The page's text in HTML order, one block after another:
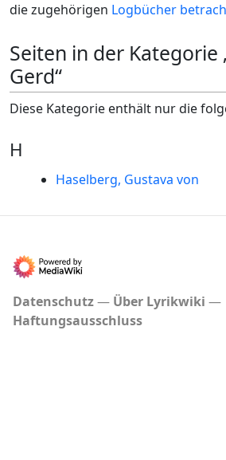
die zugehörigen Logbücher
Seiten in der Kategorie
Gerd“
Diese Kategorie enthält nur die
H
Haselberg, Gustava von
Datenschutz
Über Lyrikwiki
Haftungsausschluss